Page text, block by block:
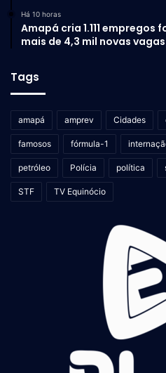
Há 10 horas
Amapá cria 1.111 empregos
mais de 4,3 mil novas
Tags
amapá amprev Cidades
famosos fórmula-1
petróleo Polícia política
STF TV Equinócio